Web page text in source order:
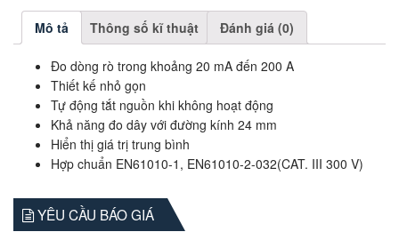
Mô tả Thông số kĩ thuật Đánh giá (0)
Đo dòng rò trong khoảng 20 mA đến 200 A
Thiết kế nhỏ gọn
Tự động tắt nguồn khi không hoạt động
Khả năng đo dây với đường kính 24 mm
Hiển thị giá trị trung bình
Hợp chuẩn EN61010-1, EN61010-2-032(CAT. III 300 V)
YÊU CẦU BÁO GIÁ